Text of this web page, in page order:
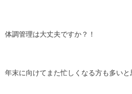
体調管理は大丈夫ですか？！
年末に向けてまた忙しくなる方も多い